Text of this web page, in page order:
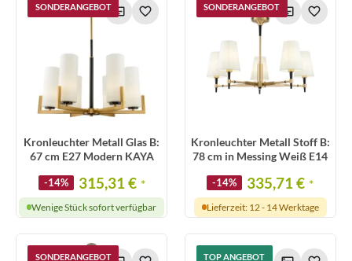
SONDERANGEBOT
Kronleuchter Metall Glas B:
67 cm E27 Modern KAYA
-14% 315,31 € *
Wenige Stück sofort verfügbar
SONDERANGEBOT
Kronleuchter Metall Stoff B:
78 cm in Messing Weiß E14
-14% 335,71 € *
Lieferzeit: 12 - 14 Werktage
SONDERANGEBOT TOP ANGEBOT